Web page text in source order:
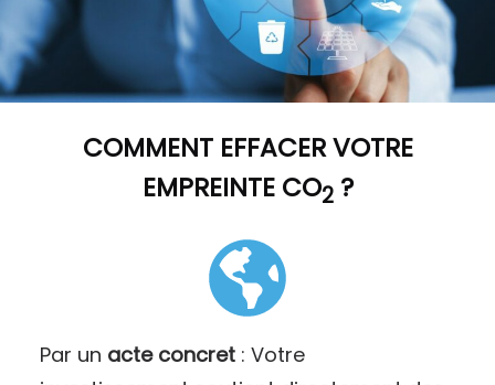
COMMENT EFFACER VOTRE
EMPREINTE CO2?
Par un acte concret: Votre